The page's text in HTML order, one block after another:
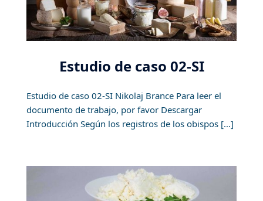
Estudio de caso 02-SI
Estudio de caso 02-SI Nikolaj Brance Para leer el
documento de trabajo, por favor Descargar
Introducción Según los registros de los obispos […]